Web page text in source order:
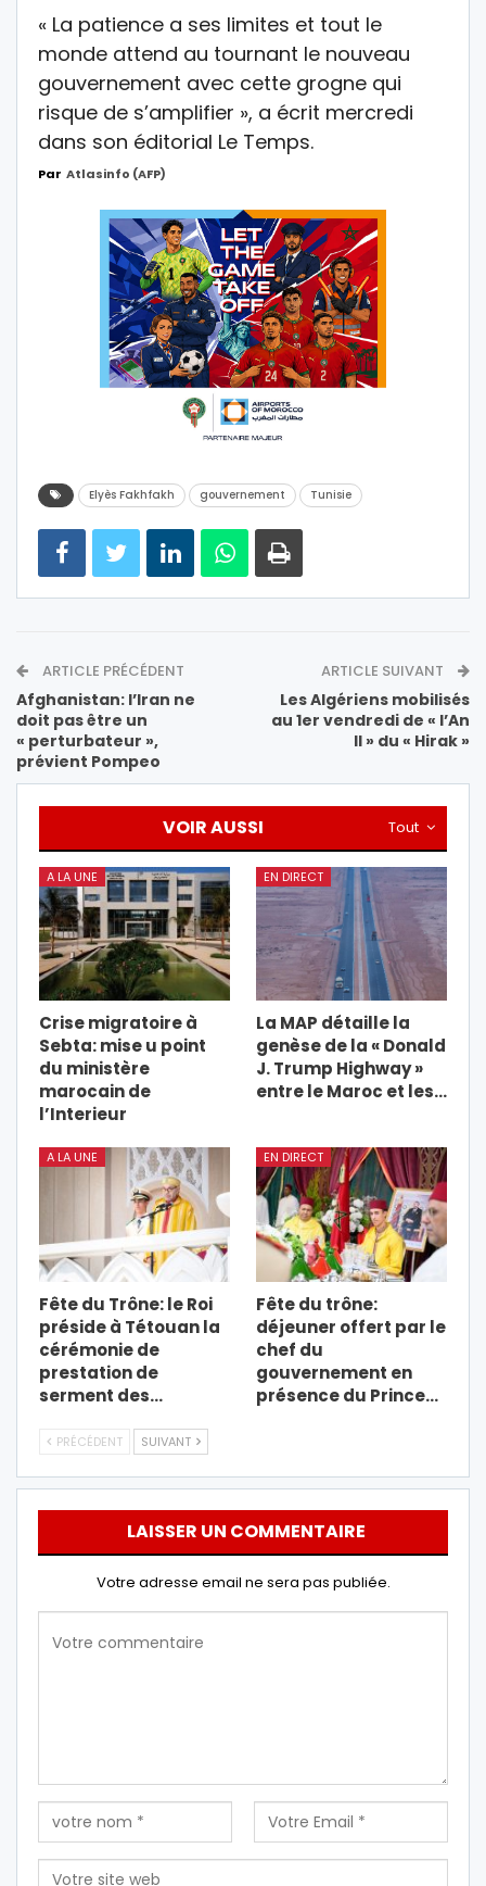
« La patience a ses limites et tout le
monde attend au tournant le nouveau
gouvernement avec cette grogne qui
risque de s’amplifier », a écrit mercredi
dans son éditorial Le Temps.
Par Atlasinfo (AFP)
Elyès Fakhfakh gouvernement Tunisie
ARTICLE PRÉCÉDENT
Afghanistan: l’Iran ne
doit pas être un
« perturbateur »,
prévient Pompeo
ARTICLE SUIVANT
Les Algériens mobilisés
au 1er vendredi de « l’An
II » du « Hirak »
Tout
VOIR AUSSI
A LA UNE
Crise migratoire à
Sebta: mise u point
du ministère
marocain de
l’Interieur
EN DIRECT
La MAP détaille la
genèse de la « Donald
J. Trump Highway »
entre le Maroc et les…
A LA UNE
Fête du Trône: le Roi
préside à Tétouan la
cérémonie de
prestation de
serment des…
EN DIRECT
Fête du trône:
déjeuner offert par le
chef du
gouvernement en
présence du Prince…
PRÉCÉDENT SUIVANT
LAISSER UN COMMENTAIRE
Votre adresse email ne sera pas publiée.